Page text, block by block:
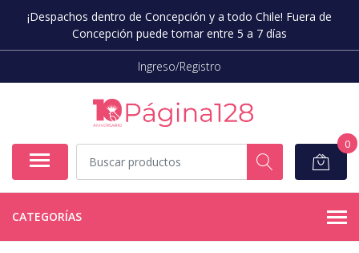
¡Despachos dentro de Concepción y a todo Chile! Fuera de
Concepción puede tomar entre 5 a 7 días
Ingreso/Registro
0
CATEGORÍAS